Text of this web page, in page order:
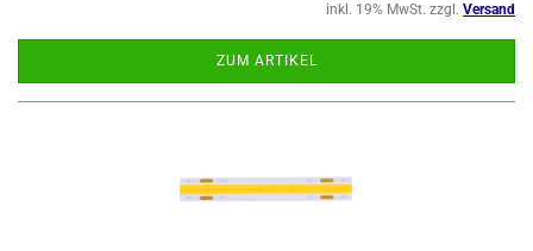
inkl. 19% MwSt. zzgl. Versand
ZUM ARTIKEL